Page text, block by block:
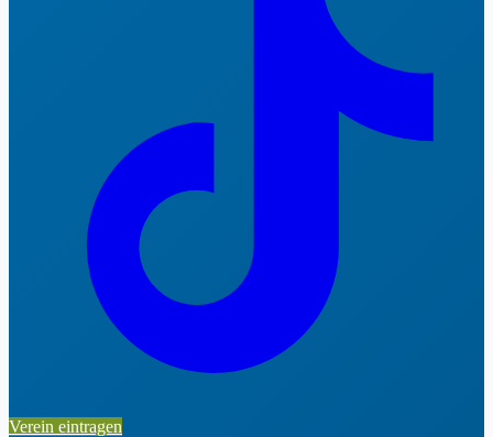
Verein eintragen